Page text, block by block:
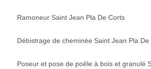
Ramoneur Saint Jean Pla De Corts
Débistrage de cheminée Saint Jean Pla De
Poseur et pose de poêle à bois et granulé